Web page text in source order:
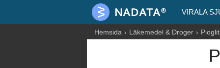
VIRALA
Hemsida Läkemedel & Droger